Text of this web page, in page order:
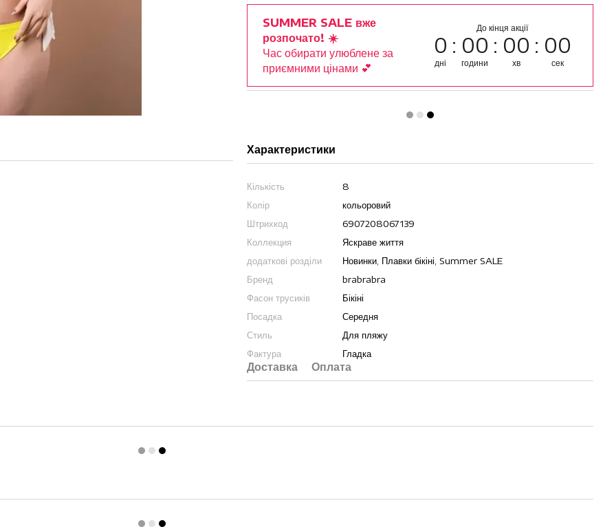
SUMMER SALE вже
розпочато! ☀️
Час обирати улюблене за
приємними цінами 💕
До кінця акції
0
дні
00
години
00
хв
00
сек
Характеристики
Кількість
8
Колір
кольоровий
Штрихкод
6907208067139
Коллекция
Яскраве життя
додаткові розділи
Новинки, Плавки бікіні, Summer SALE
Бренд
brabrabra
Фасон трусиків
Бікіні
Посадка
Середня
Стиль
Для пляжу
Фактура
Гладка
Доставка Оплата